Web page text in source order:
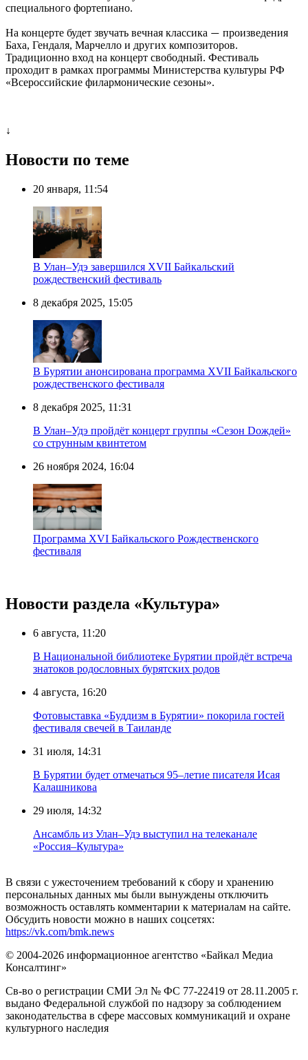
специального фортепиано.
На концерте будет звучать вечная классика — произведения
Баха, Гендаля, Марчелло и других композиторов.
Традиционно вход на концерт свободный. Фестиваль
проходит в рамках программы Министерства культуры РФ
«Всероссийские филармонические сезоны».
↓
Новости по теме
20 января, 11:54
В Улан–Удэ завершился XVII Байкальский
рождественский фестиваль
8 декабря 2025, 15:05
В Бурятии анонсирована программа XVII Байкальского
рождественского фестиваля
8 декабря 2025, 11:31
В Улан–Удэ пройдёт концерт группы «Сезон Dождей»
со струнным квинтетом
26 ноября 2024, 16:04
Программа XVI Байкальского Рождественского
фестиваля
Новости раздела «Культура»
6 августа, 11:20
В Национальной библиотеке Бурятии пройдёт встреча
знатоков родословных бурятских родов
4 августа, 16:20
Фотовыставка «Буддизм в Бурятии» покорила гостей
фестиваля свечей в Таиланде
31 июля, 14:31
В Бурятии будет отмечаться 95–летие писателя Исая
Калашникова
29 июля, 14:32
Ансамбль из Улан–Удэ выступил на телеканале
«Россия–Культура»
В связи с ужесточением требований к сбору и хранению
персональных данных мы были вынуждены отключить
возможность оставлять комментарии к материалам на сайте.
Обсудить новости можно в наших соцсетях:
https://vk.com/bmk.news
© 2004-2026 информационное агентство «Байкал Медиа
Консалтинг»
Св-во о регистрации СМИ Эл № ФС 77-22419 от 28.11.2005 г.
выдано Федеральной службой по надзору за соблюдением
законодательства в сфере массовых коммуникаций и охране
культурного наследия